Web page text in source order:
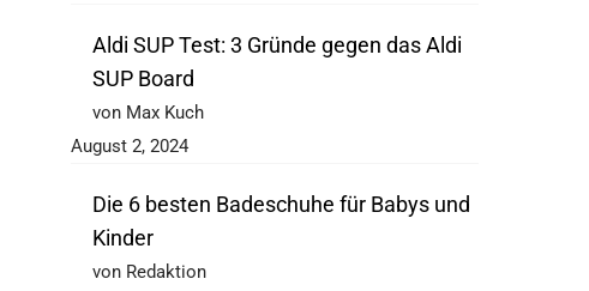
Aldi SUP Test: 3 Gründe gegen das Aldi
SUP Board
von Max Kuch
August 2, 2024
Die 6 besten Badeschuhe für Babys und
Kinder
von Redaktion